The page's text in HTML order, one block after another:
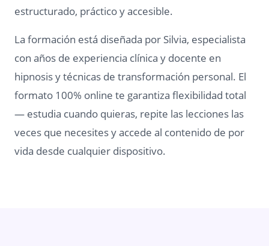
estructurado, práctico y accesible.
La formación está diseñada por Silvia, especialista
con años de experiencia clínica y docente en
hipnosis y técnicas de transformación personal. El
formato 100% online te garantiza flexibilidad total
— estudia cuando quieras, repite las lecciones las
veces que necesites y accede al contenido de por
vida desde cualquier dispositivo.